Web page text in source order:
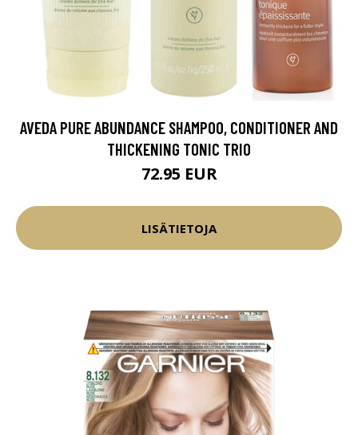
AVEDA PURE ABUNDANCE SHAMPOO, CONDITIONER AND
THICKENING TONIC TRIO
72.95 EUR
LISÄTIETOJA